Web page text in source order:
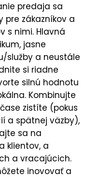
predaja sa
zákazníkov a
s nimi. Hlavná
, jasne
služby a neustále
si riadne
silnú hodnotu
Kombinujte
zistíte (pokus
a spätnej väzby),
sa na
klientov, a
a vracajúcich.
inovovať a